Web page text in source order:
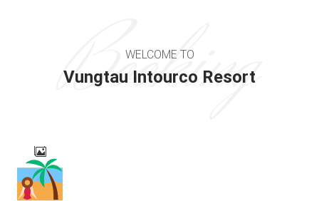
WELCOME TO
Vungtau Intourco Resort
Booking